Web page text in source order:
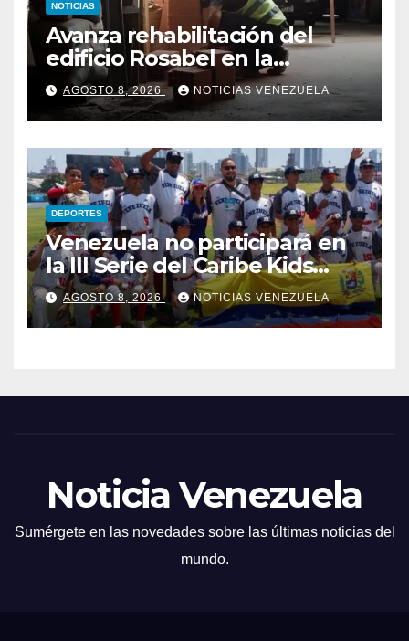
NOTICIAS
Avanza rehabilitación del
edificio Rosabel en la
parroquia San José de
Caracas
AGOSTO 8, 2026 NOTICIAS VENEZUELA
DEPORTES
Venezuela no participará en
la III Serie del Caribe Kids
Nayarit 2026
AGOSTO 8, 2026 NOTICIAS VENEZUELA
Noticia Venezuela
Sumérgete en las novedades sobre las últimas noticias del
mundo.